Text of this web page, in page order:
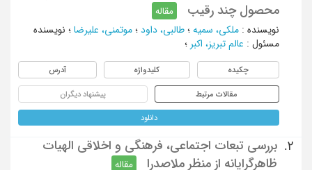
محصول چند رقیب
مقاله
نویسنده : ملکی، سمیه ؛ طالبی، داود ؛ موتمنی، علیرضا ؛ نویسنده
مسئول : عالم تبریز، اکبر ؛
چکیده کلیدواژه آدرس
مقالات مرتبط پیشنهاد دیگران
دانلود
2.
بررسی تبعات اجتماعی، فرهنگی و اخلاقی الهیات
ظاهرگرایانه از منظر ملاصدرا
مقاله